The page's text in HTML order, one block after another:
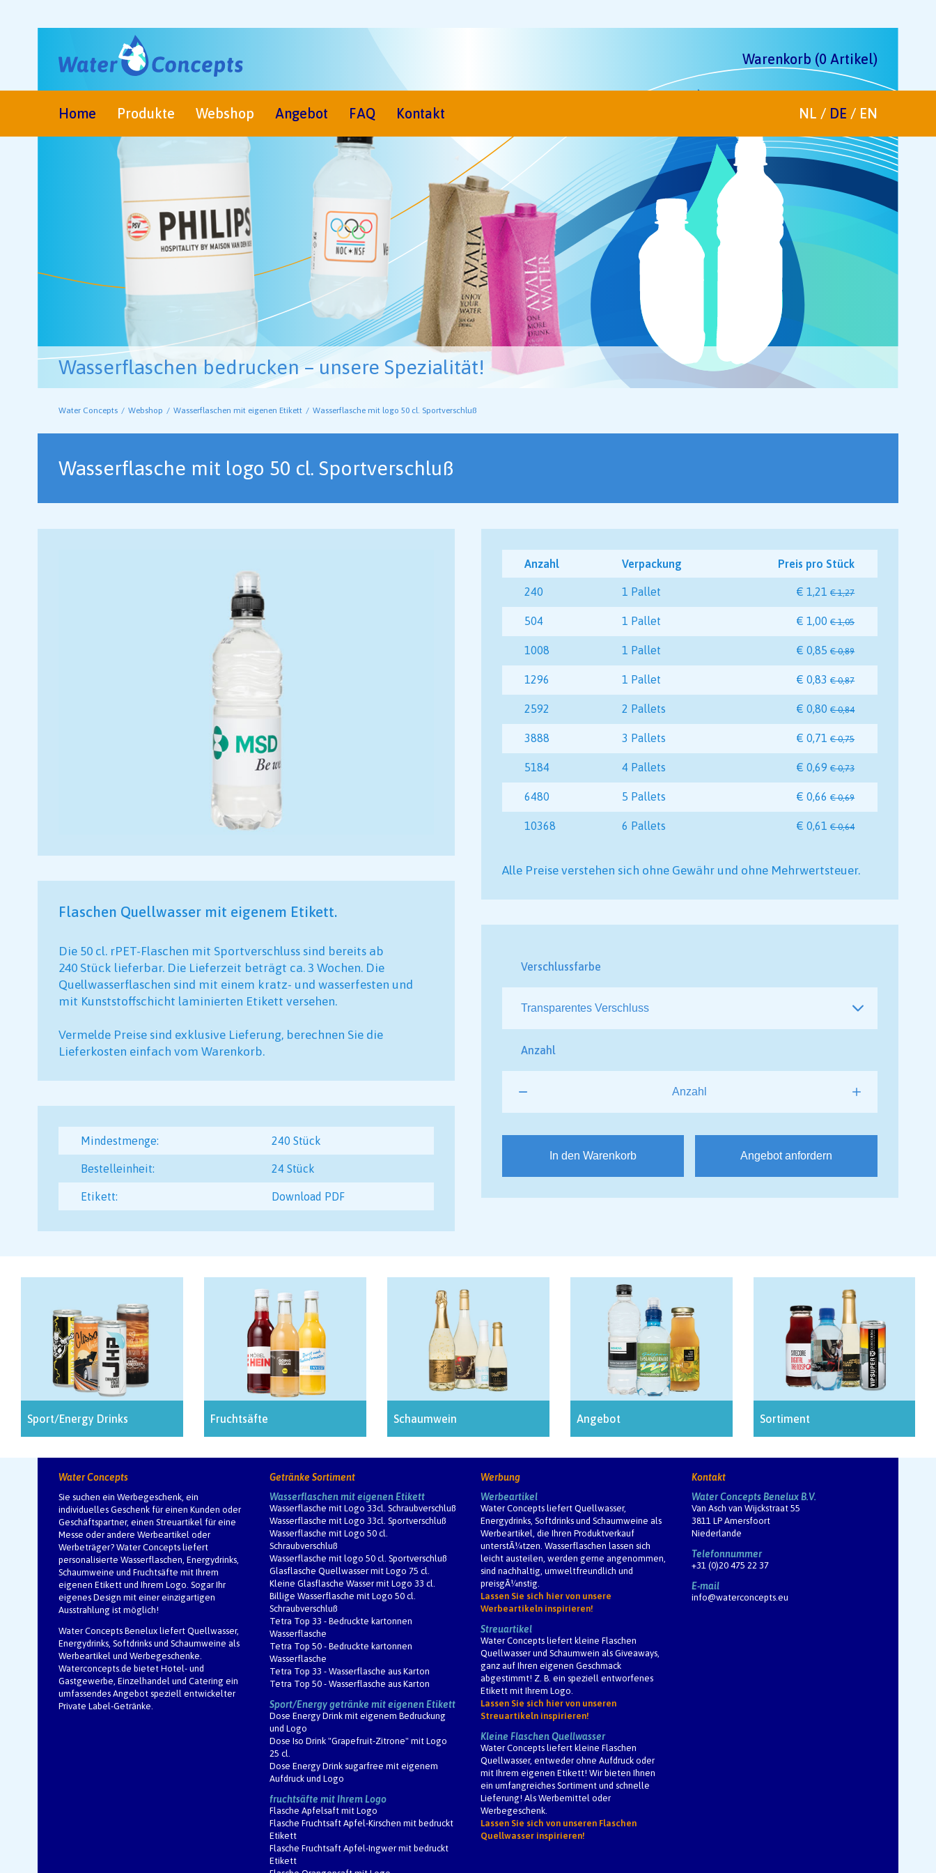
Warenkorb (0 Artikel)
Home Produkte Webshop Angebot FAQ Kontakt NL / DE / EN
Wasserflaschen bedrucken – unsere Spezialität!
Water Concepts Webshop Wasserflaschen mit eigenen Etikett Wasserflasche mit logo 50 cl. Sportverschluß
Wasserflasche mit logo 50 cl. Sportverschluß
Flaschen Quellwasser mit eigenem Etikett.
Die 50 cl. rPET-Flaschen mit Sportverschluss sind bereits ab
240 Stück lieferbar. Die Lieferzeit beträgt ca. 3 Wochen. Die
Quellwasserflaschen sind mit einem kratz- und wasserfesten und
mit Kunststoffschicht laminierten Etikett versehen.
Vermelde Preise sind exklusive Lieferung, berechnen Sie die
Lieferkosten einfach vom Warenkorb.
Mindestmenge: 240 Stück
Bestelleinheit: 24 Stück
Etikett: Download PDF
Anzahl Verpackung Preis pro Stück
240 1 Pallet € 1,21€ 1,27
504 1 Pallet € 1,00€ 1,05
1008 1 Pallet € 0,85€ 0,89
1296 1 Pallet € 0,83€ 0,87
2592 2 Pallets € 0,80€ 0,84
3888 3 Pallets € 0,71€ 0,75
5184 4 Pallets € 0,69€ 0,73
6480 5 Pallets € 0,66€ 0,69
10368 6 Pallets € 0,61€ 0,64
Alle Preise verstehen sich ohne Gewähr und ohne Mehrwertsteuer.
Verschlussfarbe
Anzahl
In den Warenkorb Angebot anfordern
Sport/Energy Drinks Fruchtsäfte Schaumwein Angebot Sortiment
Water Concepts
Sie suchen ein Werbegeschenk, ein
individuelles Geschenk für einen Kunden oder
Geschäftspartner, einen Streuartikel für eine
Messe oder andere Werbeartikel oder
Werbeträger? Water Concepts liefert
personalisierte Wasserflaschen, Energydrinks,
Schaumweine und Fruchtsäfte mit Ihrem
eigenen Etikett und Ihrem Logo. Sogar Ihr
eigenes Design mit einer einzigartigen
Ausstrahlung ist möglich!
Water Concepts Benelux liefert Quellwasser,
Energydrinks, Softdrinks und Schaumweine als
Werbeartikel und Werbegeschenke.
Waterconcepts.de bietet Hotel- und
Gastgewerbe, Einzelhandel und Catering ein
umfassendes Angebot speziell entwickelter
Private Label-Getränke.
Getränke Sortiment
Wasserflaschen mit eigenen Etikett
Wasserflasche mit Logo 33cl. Schraubverschluß
Wasserflasche mit Logo 33cl. Sportverschluß
Wasserflasche mit Logo 50 cl.
Schraubverschluß
Wasserflasche mit logo 50 cl. Sportverschluß
Glasflasche Quellwasser mit Logo 75 cl.
Kleine Glasflasche Wasser mit Logo 33 cl.
Billige Wasserflasche mit Logo 50 cl.
Schraubverschluß
Tetra Top 33 - Bedruckte kartonnen
Wasserflasche
Tetra Top 50 - Bedruckte kartonnen
Wasserflasche
Tetra Top 33 - Wasserflasche aus Karton
Tetra Top 50 - Wasserflasche aus Karton
Sport/Energy getränke mit eigenen Etikett
Dose Energy Drink mit eigenem Bedruckung
und Logo
Dose Iso Drink "Grapefruit-Zitrone" mit Logo
25 cl.
Dose Energy Drink sugarfree mit eigenem
Aufdruck und Logo
fruchtsäfte mit Ihrem Logo
Flasche Apfelsaft mit Logo
Flasche Fruchtsaft Apfel-Kirschen mit bedruckt
Etikett
Flasche Fruchtsaft Apfel-Ingwer mit bedruckt
Etikett
Werbung
Werbeartikel
Water Concepts liefert Quellwasser,
Energydrinks, Softdrinks und Schaumweine als
Werbeartikel, die Ihren Produktverkauf
unterstÃ¼tzen. Wasserflaschen lassen sich
leicht austeilen, werden gerne angenommen,
sind nachhaltig, umweltfreundlich und
preisgÃ¼nstig.
Lassen Sie sich hier von unsere
Werbeartikeln inspirieren!
Streuartikel
Water Concepts liefert kleine Flaschen
Quellwasser und Schaumwein als Giveaways,
ganz auf Ihren eigenen Geschmack
abgestimmt! Z. B. ein speziell entworfenes
Etikett mit Ihrem Logo.
Lassen Sie sich hier von unseren
Streuartikeln inspirieren!
Kleine Flaschen Quellwasser
Water Concepts liefert kleine Flaschen
Quellwasser, entweder ohne Aufdruck oder
mit Ihrem eigenen Etikett! Wir bieten Ihnen
ein umfangreiches Sortiment und schnelle
Lieferung! Als Werbemittel oder
Werbegeschenk.
Lassen Sie sich von unseren Flaschen
Quellwasser inspirieren!
Kontakt
Water Concepts Benelux B.V.
Van Asch van Wijckstraat 55
3811 LP Amersfoort
Niederlande
Telefonnummer
+31 (0)20 475 22 37
E-mail
info@waterconcepts.eu